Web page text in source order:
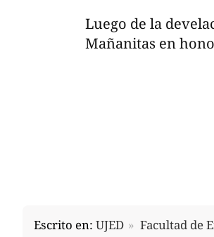
Luego de la
Mañanitas en
Escrito en: UJED Facultad de